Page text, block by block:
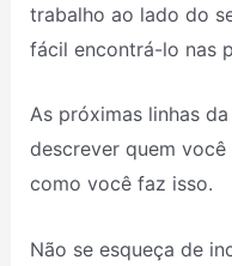
trabalho ao lado do
fácil encontrá-lo nas
As próximas linhas
descrever quem
como você faz isso.
Não se esqueça de